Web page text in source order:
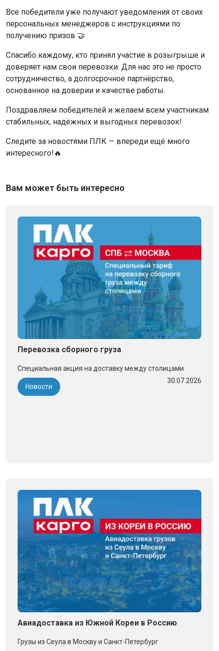
Все победители уже получают уведомления от своих
персональных менеджеров с инструкциями по
получению призов 🤝
Спасибо каждому, кто принял участие в розыгрыше и
доверяет нам свои перевозки. Для нас это не просто
сотрудничество, а долгосрочное партнёрство,
основанное на доверии и качестве работы.
Поздравляем победителей и желаем всем участникам
стабильных, надёжных и выгодных перевозок!
Следите за новостями ПЛК — впереди ещё много
интересного!🔥
Вам может быть интересно
Перевозка сборного груза
Специальная акция на доставку между столицами
Новости
30.07.2026
Авиадоставка из Южной Кореи в Россию
Грузы из Сеула в Москву и Санкт-Петербург